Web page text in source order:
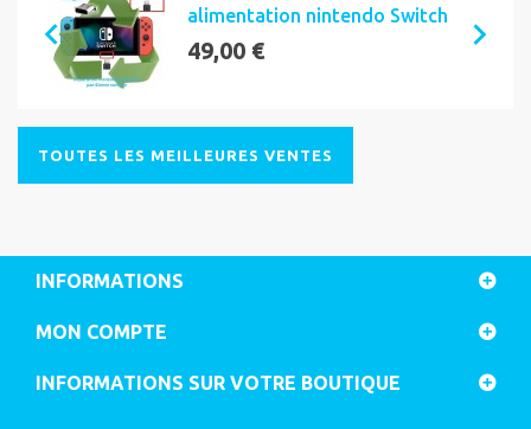
alimentation nintendo Switch
49,00 €
TOUTES LES MEILLEURES VENTES
INFORMATIONS
MON COMPTE
INFORMATIONS SUR VOTRE BOUTIQUE